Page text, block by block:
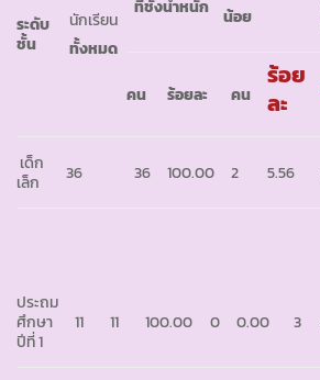
ระดับ
ชั้น
นักเรียน
ทั้งหมด
ที่ชั่งน้ำหนัก น้อย
คน ร้อยละ คน
ร้อย
ละ
เด็ก
เล็ก
36 36 100.00 2 5.56
ประถม
ศึกษา
ปีที่ 1
11 11 100.00 0 0.00 3